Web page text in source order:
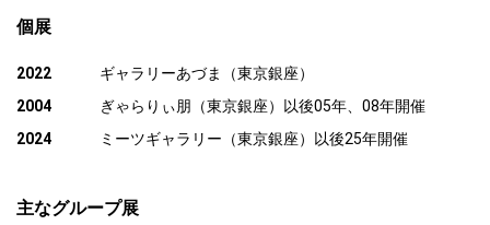
個展
2022
ギャラリーあづま（東京銀座）
2004
ぎゃらりぃ朋（東京銀座）以後05年、08年開催
2024
ミーツギャラリー（東京銀座）以後25年開催
主なグループ展